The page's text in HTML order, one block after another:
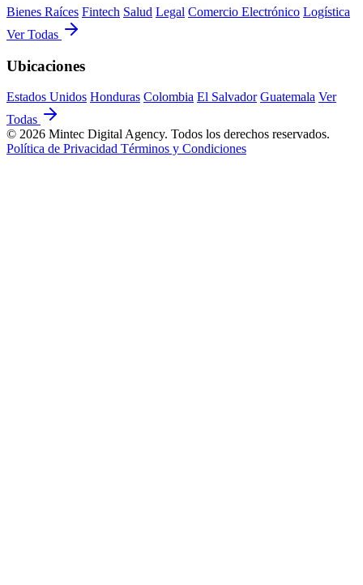
Bienes Raíces Fintech Salud Legal Comercio Electrónico Logística
Ver Todas
Ubicaciones
Estados Unidos Honduras Colombia El Salvador Guatemala Ver
Todas
© 2026 Mintec Digital Agency. Todos los derechos reservados.
Política de Privacidad Términos y Condiciones